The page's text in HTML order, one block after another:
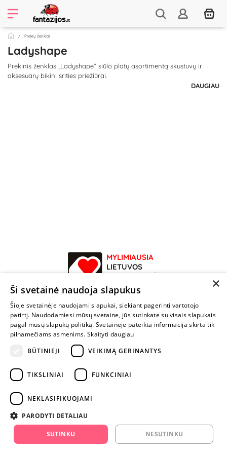
Prekių ženklai
Ladyshape
Prekinis ženklas „Ladyshape“ siūlo platų asortimentą skustuvų ir
aksesuarų bikini srities priežiūrai.
DAUGIAU
MYLIMIAUSIA
LIETUVOS
ELEKTRONINĖ
PARDUOTUVĖ
NENUSTOK
ŽAISTI
+370 600 84088
info@fantazijos.lt
instagram.com/fantazijos.lt
Karjera
×
Ši svetainė naudoja slapukus
Šioje svetainėje naudojami slapukai, siekiant pagerinti vartotojo
patirtį. Naudodamiesi mūsų svetaine, jūs sutinkate su visais slapukais
pagal mūsų slapukų politiką. Svetainėje pateikta informacija skirta tik
pilnamečiams asmenims. Skaityti daugiau
BŪTINIEJI
VEIKIMĄ GERINANTYS
TIKSLINIAI FUNKCINIAI
NEKLASIFIKUOJAMI
PARODYTI DETALIAU
SUTINKU NESUTINKU